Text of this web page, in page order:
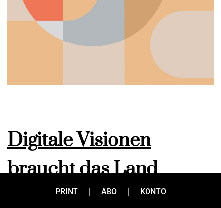
Digitale Visionen
braucht das Land
PRINT ABO KONTO